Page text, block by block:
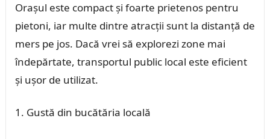
Orașul este compact și foarte prietenos pentru
pietoni, iar multe dintre atracții sunt la distanță de
mers pe jos. Dacă vrei să explorezi zone mai
îndepărtate, transportul public local este eficient
și ușor de utilizat.
Gustă din bucătăria locală